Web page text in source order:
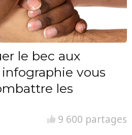
le bec aux
vous
les
9 600 partages